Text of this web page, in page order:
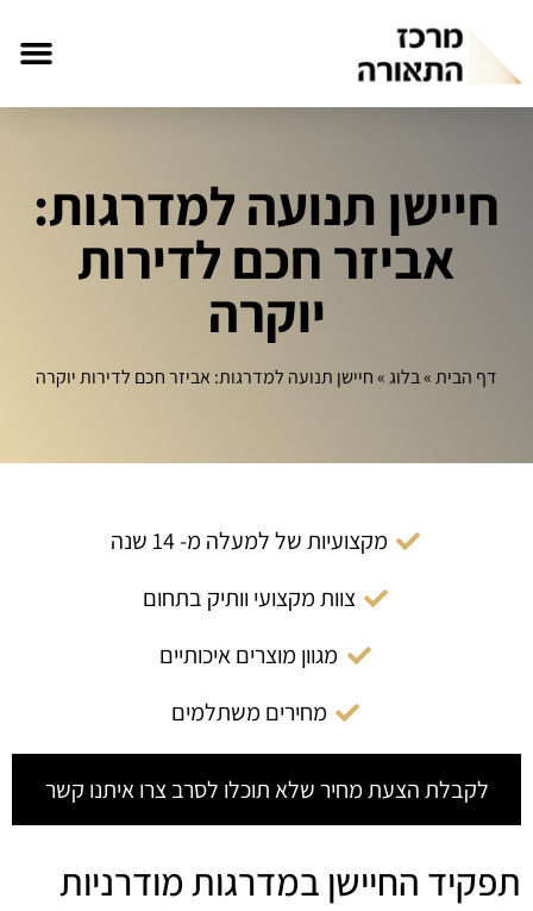
חיישן תנועה למדרגות:
אביזר חכם לדירות
יוקרה
דף הבית»בלוג»חיישן תנועה למדרגות: אביזר חכם לדירות יוקרה
מקצועיות של למעלה מ- 14 שנה
צוות מקצועי וותיק בתחום
מגוון מוצרים איכותיים
מחירים משתלמים
לקבלת הצעת מחיר שלא תוכלו לסרב צרו איתנו קשר
תפקיד החיישן במדרגות מודרניות